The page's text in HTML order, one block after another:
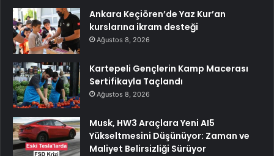
Ankara Keçiören’de Yaz Kur’an
kurslarına ikram desteği
Ağustos 8, 2026
Kartepeli Gençlerin Kamp Macerası
Sertifikayla Taçlandı
Ağustos 8, 2026
Musk, HW3 Araçlara Yeni AI5
Yükseltmesini Düşünüyor: Zaman ve
Maliyet Belirsizliği Sürüyor